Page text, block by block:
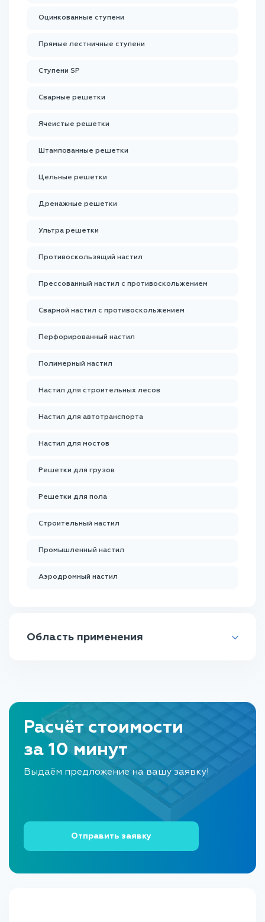
Оцинкованные ступени
Прямые лестничные ступени
Ступени SP
Сварные решетки
Ячеистые решетки
Штампованные решетки
Цельные решетки
Дренажные решетки
Ультра решетки
Противоскользящий настил
Прессованный настил с противоскольжением
Сварной настил с противоскольжением
Перфорированный настил
Полимерный настил
Настил для строительных лесов
Настил для автотранспорта
Настил для мостов
Решетки для грузов
Решетки для пола
Строительный настил
Промышленный настил
Аэродромный настил
Область применения
Настил для перекрытий
Настил для площадок
Настил для строительных лесов
Настил для автотранспорта
Настил для стеллажей
Расчёт стоимости
за 10 минут
Выдаём предложение на вашу заявку!
Отправить заявку